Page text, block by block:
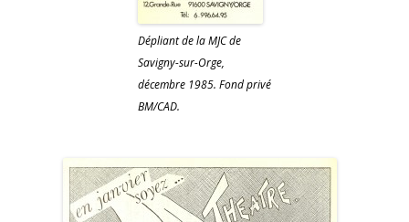
Dépliant de la MJC de
Savigny-sur-Orge,
décembre 1985. Fond privé
BM/CAD.